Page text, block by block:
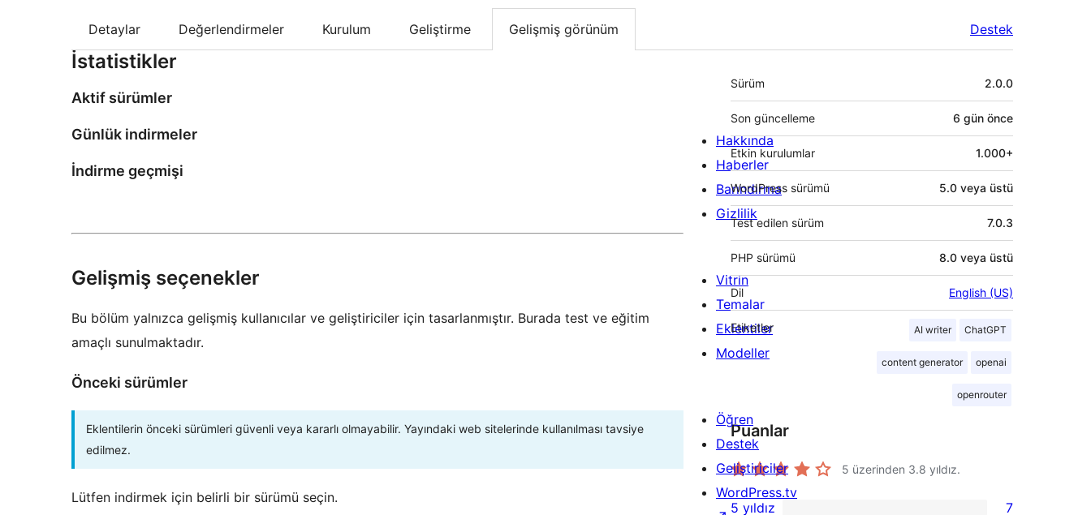
Detaylar Değerlendirmeler Kurulum Geliştirme Gelişmiş görünüm Destek
İstatistikler
Aktif sürümler
Günlük indirmeler
İndirme geçmişi
Gelişmiş seçenekler
Bu bölüm yalnızca gelişmiş kullanıcılar ve geliştiriciler için tasarlanmıştır. Burada test ve eğitim
amaçlı sunulmaktadır.
Önceki sürümler
Eklentilerin önceki sürümleri güvenli veya kararlı olmayabilir. Yayındaki web sitelerinde kullanılması tavsiye
edilmez.
Lütfen indirmek için belirli bir sürümü seçin.
Meta
Sürüm 2.0.0
Son güncelleme 6 gün önce
Etkin kurulumlar 1.000+
WordPress sürümü 5.0 veya üstü
Test edilen sürüm 7.0.3
PHP sürümü 8.0 veya üstü
Dil English (US)
Etiketler AI writer ChatGPT
content generator openai
openrouter
Puanlar
5 üzerinden 3.8 yıldız.
5 yıldız 7
Hakkında
Haberler
Barındırma
Gizlilik
Vitrin
Temalar
Eklentiler
Modeller
Öğren
Destek
Geliştiriciler
WordPress.tv